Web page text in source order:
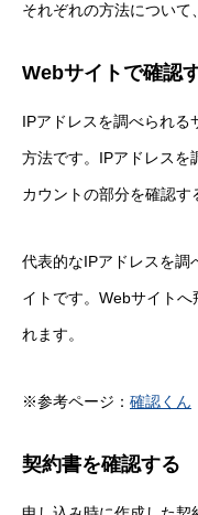
それぞれの方法について
Webサイトで確認
IPアドレスを調べられる
方法です。IPアドレスを
カウントの部分を確認す
代表的なIPアドレスを調
イトです。Webサイト
れます。
※参考ページ： 確認くん
契約書を確認する